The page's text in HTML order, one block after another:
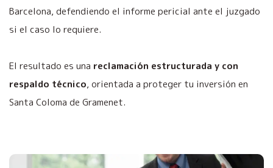
Barcelona, defendiendo el informe pericial ante el juzgado
si el caso lo requiere.
El resultado es una reclamación estructurada y con
respaldo técnico, orientada a proteger tu inversión en
Santa Coloma de Gramenet.